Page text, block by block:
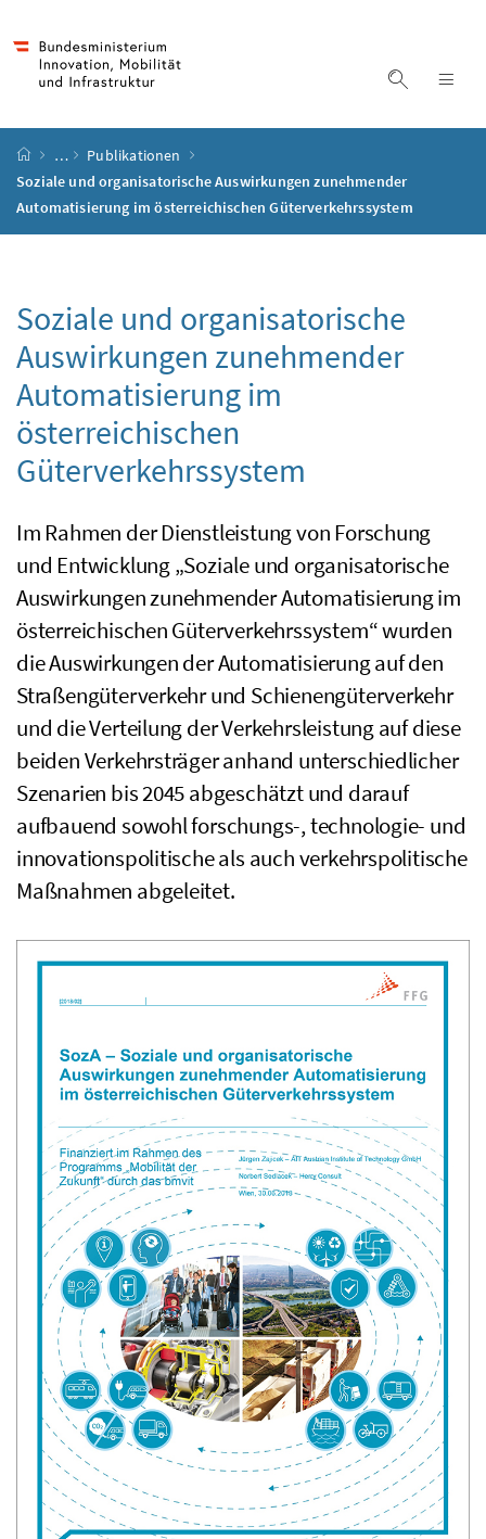
Suche
Startseite
…
Publikationen
Soziale und organisatorische Auswirkungen zunehmender
Automatisierung im österreichischen Güterverkehrssystem
Soziale und organisatorische
Auswirkungen zunehmender
Automatisierung im
österreichischen
Güterverkehrssystem
Im Rahmen der Dienstleistung von Forschung
und Entwicklung „Soziale und organisatorische
Auswirkungen zunehmender Automatisierung im
österreichischen Güterverkehrssystem“ wurden
die Auswirkungen der Automatisierung auf den
Straßengüterverkehr und Schienengüterverkehr
und die Verteilung der Verkehrsleistung auf diese
beiden Verkehrsträger anhand unterschiedlicher
Szenarien bis 2045 abgeschätzt und darauf
aufbauend sowohl forschungs-, technologie- und
innovationspolitische als auch verkehrspolitische
Maßnahmen abgeleitet.